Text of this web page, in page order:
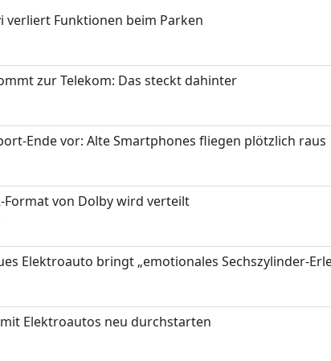
verliert Funktionen beim Parken
zur Telekom: Das steckt dahinter
Ende vor: Alte Smartphones fliegen plötzlich raus
Format von Dolby wird verteilt
Elektroauto bringt „emotionales Sechszylinder-
Elektroautos neu durchstarten